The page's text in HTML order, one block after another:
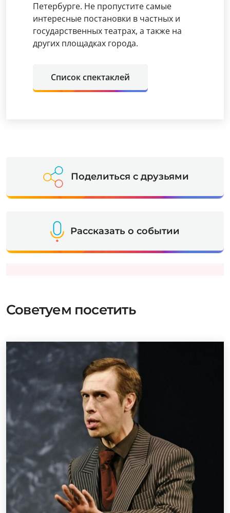
Петербурге. Не пропустите самые
интересные постановки в частных и
государственных театрах, а также на
других площадках города.
Список спектаклей
Поделиться с друзьями
Рассказать о событии
Советуем посетить